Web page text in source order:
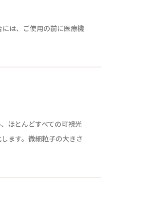
は、ご使用の前に医療機
ほとんどすべての可視光
ます。微細粒子の大きさ